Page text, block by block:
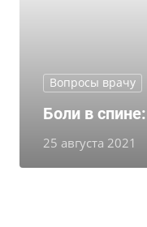
Вопросы врачу
25 августа 2021
Боли в